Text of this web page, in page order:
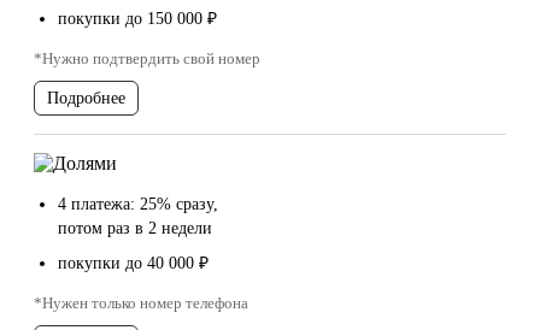
покупки до 150 000 ₽
*Нужно подтвердить свой номер
Подробнее
4 платежа: 25% сразу,
потом раз в 2 недели
покупки до 40 000 ₽
*Нужен только номер телефона